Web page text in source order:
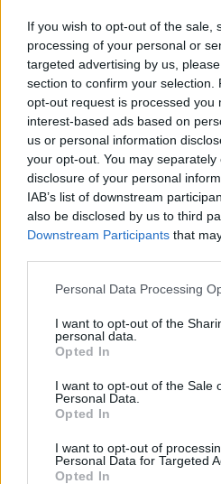
If you wish to opt-out of the sale,
processing of your personal or
targeted advertising by us,
section to confirm your selection.
opt-out request is processed you
interest-based ads based on
us or personal information
your opt-out. You may
disclosure of your personal
IAB’s list of downstream
also be disclosed by us to third
Downstream Participants that
Personal Data Processing
I want to opt-out of the
personal data.
Opted In
I want to opt-out of the Sale
Personal Data.
Opted In
I want to opt-out of
Personal Data for Targeted
Opted In